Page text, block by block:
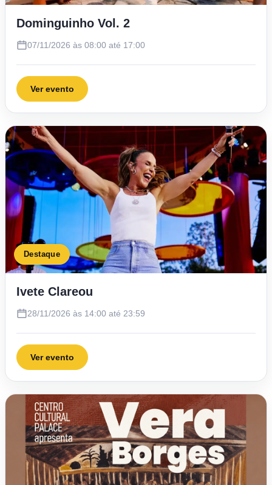
Dominguinho Vol. 2
07/11/2026 às 08:00 até 17:00
Ver evento
Destaque
Ivete Clareou
28/11/2026 às 14:00 até 23:59
Ver evento